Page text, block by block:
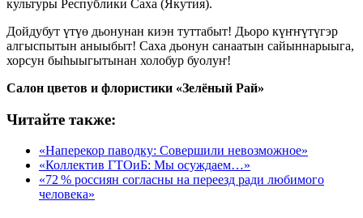
культуры Республики Саха (Якутия).
Дойдубут үтүө дьонунан киэн туттабыт! Дьоро күҥҥүтүгэр
алгыспытын аныыбыт! Саха дьонун санаатын сайыннарыыга,
хорсун быһыыгытынан холобур буолуҥ!
Салон цветов и флористики «Зелёный Рай»
Читайте также:
«Наперекор паводку: Совершили невозможное»
«Коллектив ГТОиБ: Мы осуждаем…»
«72 % россиян согласны на переезд ради любимого
человека»